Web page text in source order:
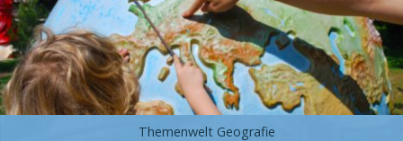
Themenwelt Geografie